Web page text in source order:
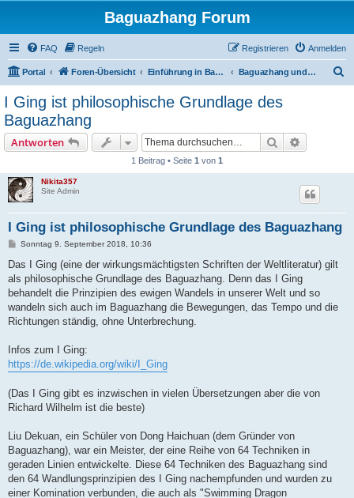
Baguazhang Forum
FAQ Regeln Anmelden
Registrieren
Portal Foren-Übersicht Einführung in Baguazhang Baguazhang und das I Ging
I Ging ist philosophische Grundlage des
Baguazhang
Antworten Suche
1 Beitrag • Seite 1 von 1
Nikita357
Site Admin
I Ging ist philosophische Grundlage des Baguazhang
B
i
r
a
Sonntag 9. September 2018, 10:36
Das I Ging (eine der wirkungsmächtigsten Schriften der Weltliteratur) gilt
als philosophische Grundlage des Baguazhang. Denn das I Ging
behandelt die Prinzipi­en des ewigen Wandels in unserer Welt und so
wandeln sich auch im Baguazhang die Bewegungen, das Tempo und die
Richtungen ständig, ohne Unterbrechung.
Infos zum I Ging:
https://de.wikipedia.org/wiki/I_Ging
(Das I Ging gibt es inzwischen in vielen Übersetzungen aber die von
Richard Wilhelm ist die beste)
Liu Dekuan, ein Schüler von Dong Haichuan (dem Gründer von
Baguazhang), war ein Meister, der eine Reihe von 64 Techniken in
geraden Linien entwickelte. Diese 64 Techniken des Baguazhang sind
den 64 Wandlungsprinzipien des I Ging nachempfunden und wurden zu
einer Komination verbunden, die auch als "Swimming Dragon